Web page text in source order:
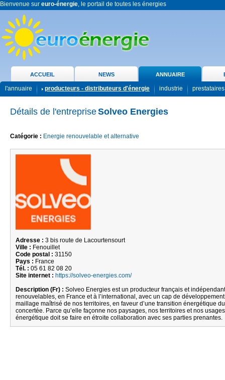
Bienvenue sur euro-énergie, le portail de toutes les énergies
ACCUEIL NEWS ANNUAIRE
l'annuaire producteurs - distributeurs d'énergie industrie
Détails de l'entrepriseSolveo Energies
Catégorie : Energie renouvelable et alternative
Adresse : 3 bis route de Lacourtensourt
Ville : Fenouillet
Code postal : 31150
Pays : France
Tél. : 05 61 82 08 20
Site internet : https://solveo-energies.com/
Description (Fr) : Solveo Energies est un producteur français et
renouvelables, en France et à l’international, avec un cap de
maillage maîtrisé de nos territoires, en faveur d’une transition énergétique
concertée. Parce qu’elle façonne nos paysages, nos territoires et nos
énergétique doit se faire en étroite collaboration avec ses parties prenantes.